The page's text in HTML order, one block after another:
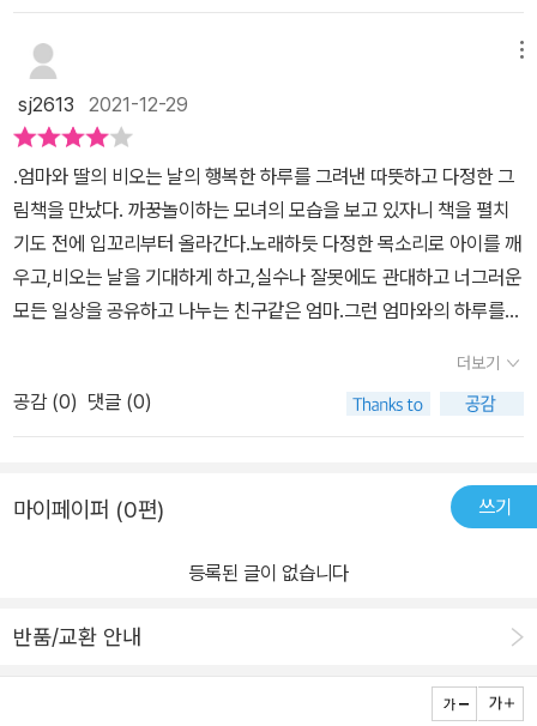
표지를 먼저 보면, 둘 다 같은 포즈를 취하고 있어요.엄마도 두 손으로
눈을 가리고, 나도 두 손으로 눈을 가려요.그런데 손가락 사이로 살짝
눈을 뜨고 있지요. 둘은 미소를 짓고 있어요.​뒤표지를 보면 이번엔 둘
다 눈에서 손가락을 떼어 얼굴이 훤히 보이네요.둘 다 활짝 웃고 있어
요. 아주 행복한 얼굴을 하고 있네요.​앞표지-뒤표지를 이어서 보
면, '까-꿍' 하는 듯한 느낌이 들어요.아이는 엄마와 무얼 해도 행복한
것처럼 느껴집니다.이제 《엄마랑 나랑》 속지를 볼게요.개인적으로,
저는 이렇게 예쁜 속지는 처음 보았습니다..​작가들은 속지에도 전하
고자 하는 메시지를 함축하여 그려놓지요.《엄마랑 나랑》 속지에는 엄
마와 내가 하나씩 가지고 있는 물건이 있습니다.엄마 구두 하나, 내 구
두 하나.엄마 잠옷 하나, 내 잠옷 하나.엄마 목도리 하나, 내 목도리 하
나.엄마 수영복 하나, 내 수영복 하나.모두 같은 물건인데, 엄마와 내
슷한 물건이 많다는 건, 생활 방식도, 취향도, 성향도 비슷하다는 의미
겠죠.여려분은 자녀와 어떤 똑같은 물건을 가지고 있나요?그 물건을
들과 얼마만큼의 유대감을 가지고 있는지 생각해보아요-!​이제 본격
적으로 이야기가 시작됩니다.'잘 잤니, 우리 딸?'​아침이 되면 엄마가
엄마의 목소리를 따라 아래층으로 내려갑니다.​창밖을 바라본 나는 비
sj2613 2021-12-29
.엄마와 딸의 비오는 날의 행복한 하루를 그려낸 따뜻하고 다정한 그
림책을 만났다. 까꿍놀이하는 모녀의 모습을 보고 있자니 책을 펼치
기도 전에 입꼬리부터 올라간다.노래하듯 다정한 목소리로 아이를 깨
우고,비오는 날을 기대하게 하고,실수나 잘못에도 관대하고 너그러운
모든 일상을 공유하고 나누는 친구같은 엄마.그런 엄마와의 하루를
릴 적 내게도 엄마는 그런 존재였다.엄마가 너~무 좋아서엄마와 잠시
도 떨어지기 싫었다.천사같이 착하고 다정했던 우리 엄마는그 모습
그대로 따뜻하고 정많은 할머니가 되었다. 딸아이는 그런 할머니를
순위가 저~~만치 아래다.미안한 마음 가지고싶지 않은데그림책볼때
성한 솔직한 후기입니다. ..#비룡소 #엄마랑나랑 #칼데콧수상작 #칼
더보기
공감 (0) 댓글 (0)
마이페이퍼 (0편) 쓰기
등록된 글이 없습니다
반품/교환 안내